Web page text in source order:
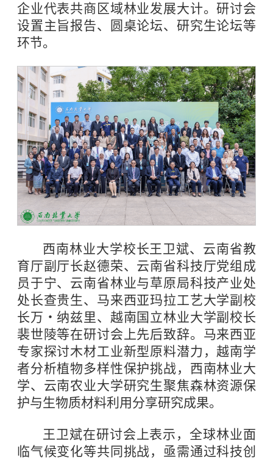
企业代表共商区域林业发展大计。研讨会
设置主旨报告、圆桌论坛、研究生论坛等
环节。
西南林业大学校长王卫斌、云南省教
育厅副厅长赵德荣、云南省科技厅党组成
员于宁、云南省林业与草原局科技产业处
处长查贵生、马来西亚玛拉工艺大学副校
长万・纳兹里、越南国立林业大学副校长
裴世陵等在研讨会上先后致辞。马来西亚
专家探讨木材工业新型原料潜力，越南学
者分析植物多样性保护挑战，西南林业大
学、云南农业大学研究生聚焦森林资源保
护与生物质材料利用分享研究成果。
王卫斌在研讨会上表示，全球林业面
临气候变化等共同挑战，亟需通过科技创